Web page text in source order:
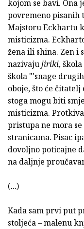
kojom se bavi. Ona
povremeno pisanih
Majstoru Eckhartu
misticizma.
žena ili shina. Zen i
nazivajujiriki,
škola "'snage
oboje, što će
stoga mogu biti
misticizma.
pristupa ne mora
stranicama. Pisac
dovoljno poticajne
na daljnje
(...)
Kada sam prvi put
stoljeća – malenu